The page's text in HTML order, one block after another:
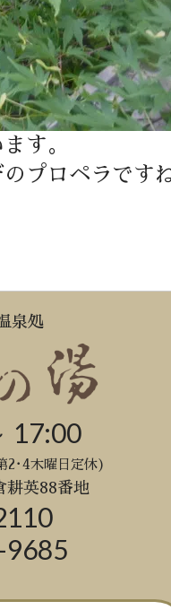
す。
プロペラです
泉処
17:00
2･4木曜日定休)
耕英88番地